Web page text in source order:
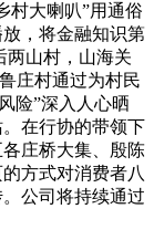
村大喇叭”用通俗
，将金融知识第
两山村，山海关
庄村通过为村民
险”深入人心晒
在行协的带领下
庄桥大集、殷陈
方式对消费者八
公司将持续通过